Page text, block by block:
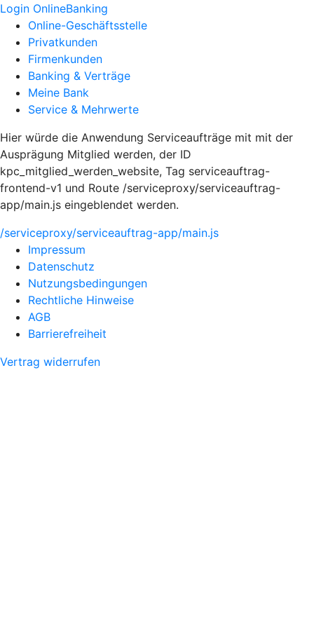
Login OnlineBanking
Online-Geschäftsstelle
Privatkunden
Firmenkunden
Banking & Verträge
Meine Bank
Service & Mehrwerte
Hier würde die Anwendung Serviceaufträge mit mit der
Ausprägung Mitglied werden, der ID
kpc_mitglied_werden_website, Tag serviceauftrag-
frontend-v1 und Route /serviceproxy/serviceauftrag-
app/main.js eingeblendet werden.
/serviceproxy/serviceauftrag-app/main.js
Impressum
Datenschutz
Nutzungsbedingungen
Rechtliche Hinweise
AGB
Barrierefreiheit
Vertrag widerrufen